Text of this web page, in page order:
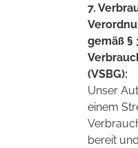
7.
gemäß §
(VSBG):
Unser
einem
bereit